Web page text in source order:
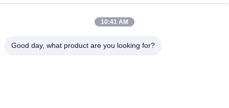
উচ্চ মানের পণ্য খুঁজুন
10:41 AM
Good day, what product are you looking for?